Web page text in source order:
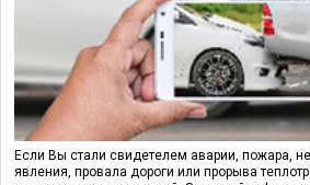
Если Вы стали свидетелем аварии, пожара,
явления, провала дороги или прорыва